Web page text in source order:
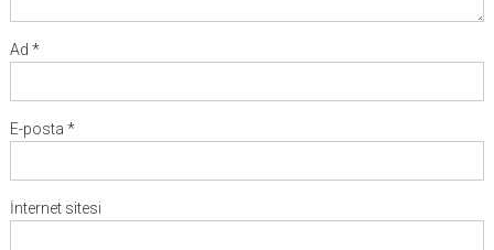
Ad *
E-posta *
İnternet sitesi